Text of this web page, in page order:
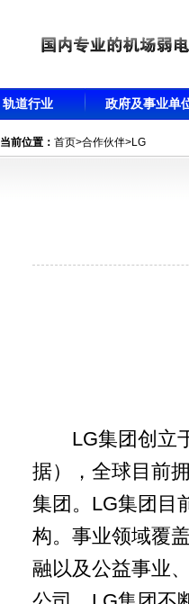
轨道行业 政府及事业单
当前位置： 首页>合作伙伴>LG
LG集团创立于
据），全球目前
集团。LG集团目
构。事业领域覆
融以及公益事业